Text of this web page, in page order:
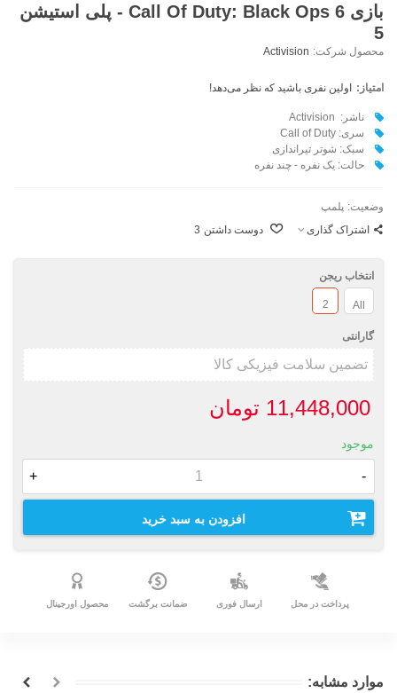
بازی Call Of Duty: Black Ops 6 - پلی استیشن
5
محصول شرکت: Activision
امتیاز: اولین نفری باشید که نظر می‌دهد!
ناشر: Activision
سری: Call of Duty
سبک: شوتر تیراندازی
حالت: یک نفره - چند نفره
وضعیت: پلمپ
اشتراک گذاری
دوست داشتن 3
انتخاب ریجن
All
2
گارانتی
11,448,000 تومان
موجود
-
+
افزودن به سبد خرید
پرداخت در محل ارسال فوری ضمانت برگشت محصول اورجینال
موارد مشابه: